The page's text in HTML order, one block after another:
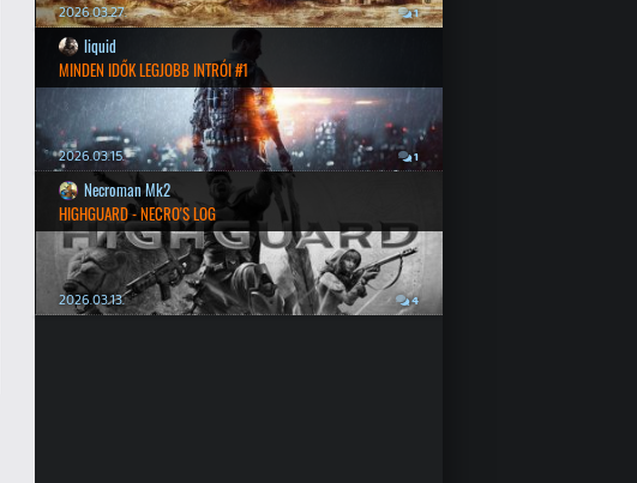
2026.03.27. 1
liquid
MINDEN IDŐK LEGJOBB INTRÓI #1
2026.03.15. 1
Necroman Mk2
HIGHGUARD - NECRO'S LOG
2026.03.13. 4